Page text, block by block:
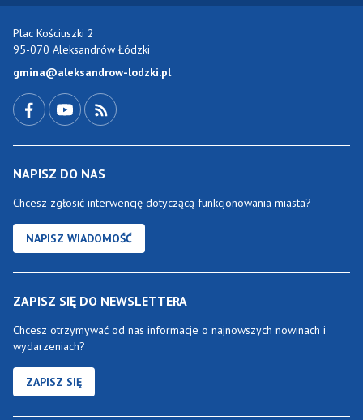
Plac Kościuszki 2
95-070 Aleksandrów Łódzki
gmina@aleksandrow-lodzki.pl
NAPISZ DO NAS
Chcesz zgłosić interwencję dotyczącą funkcjonowania miasta?
NAPISZ WIADOMOŚĆ
ZAPISZ SIĘ DO NEWSLETTERA
Chcesz otrzymywać od nas informacje o najnowszych nowinach i
wydarzeniach?
ZAPISZ SIĘ